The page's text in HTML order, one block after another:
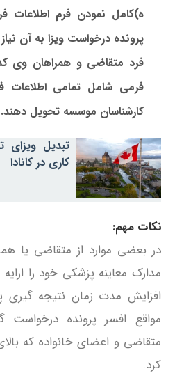
ه)کامل نمودن فرم اطلاعات
پرونده درخواست ویزا به آن نیاز
فرد متقاضی و همراهان وی
فرمی شامل تمامی اطلاعات
کارشناسان موسسه تحویل دهند.
تبدیل ویزای
کاری در کانادا
نکات مهم:
در بعضی موارد از متقاضی یا
مدارک معاینه پزشکی خود را
افزایش مدت زمان نتیجه گیری
مواقع افسر پرونده درخواست
کرد.